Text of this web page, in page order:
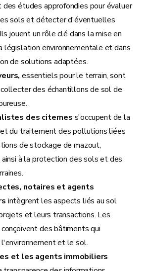
des études approfondies pour évaluer
sols et détecter d'éventuelles
jouent un rôle clé dans la mise en
législation environnementale et dans
de solutions adaptées.
essentiels pour le terrain, sont
des échantillons de sol de
des citernes s'occupent de la
du traitement des pollutions liées
de stockage de mazout,
à la protection des sols et des
notaires et agents
intègrent les aspects liés au sol
et leurs transactions. Les
des bâtiments qui
et le sol.
et les agents immobiliers